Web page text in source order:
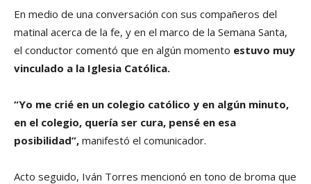
En medio de una conversación con sus compañeros del
matinal acerca de la fe, y en el marco de la Semana Santa,
el conductor comentó que en algún momento estuvo muy
vinculado a la Iglesia Católica.
“Yo me crié en un colegio católico y en algún minuto,
en el colegio, quería ser cura, pensé en esa
posibilidad”, manifestó el comunicador.
Acto seguido, Iván Torres mencionó en tono de broma que